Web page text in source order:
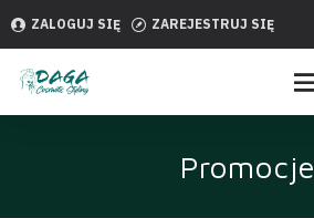
ZALOGUJ SIĘ ZAREJESTRUJ SIĘ
Promocje